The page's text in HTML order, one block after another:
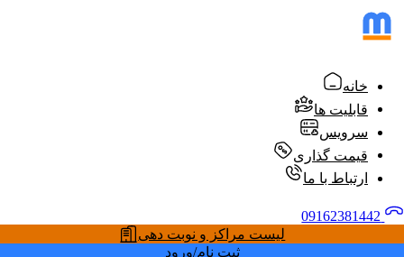
خانه
قابلیت ها
سرویس
قیمت گذاری
ارتباط با ما
لیست مراکز و نوبت دهی
ثبت نام/ورود